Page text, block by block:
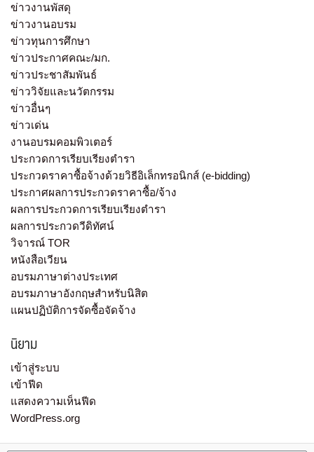
ข่าวงานพัสดุ
ข่าวงานอบรม
ข่าวทุนการศึกษา
ข่าวประกาศคณะ/มก.
ข่าวประชาสัมพันธ์
ข่าววิจัยและนวัตกรรม
ข่าวอื่นๆ
ข่าวเด่น
งานอบรมคอมพิวเตอร์
ประกวดการเรียบเรียงตำรา
ประกวดราคาซื้อจ้างด้วยวิธีอิเล็กทรอนิกส์ (e-bidding)
ประกาศผลการประกวดราคาซื้อ/จ้าง
ผลการประกวดการเรียบเรียงตำรา
ผลการประกวดวีดิทัศน์
วิจารณ์ TOR
หนังสือเวียน
อบรมภาษาต่างประเทศ
อบรมภาษาอังกฤษสำหรับนิสิต
แผนปฏิบัติการจัดซื้อจัดจ้าง
นิยาม
เข้าสู่ระบบ
เข้าฟีด
แสดงความเห็นฟีด
WordPress.org